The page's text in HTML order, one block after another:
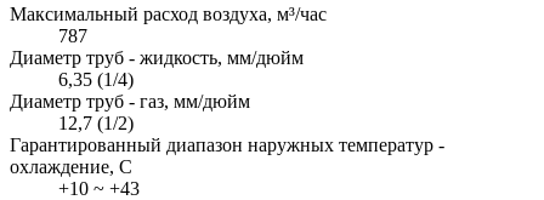
Максимальный расход воздуха, м³/час
787
Диаметр труб - жидкость, мм/дюйм
6,35 (1/4)
Диаметр труб - газ, мм/дюйм
12,7 (1/2)
Гарантированный диапазон наружных температур -
охлаждение, С
+10 ~ +43